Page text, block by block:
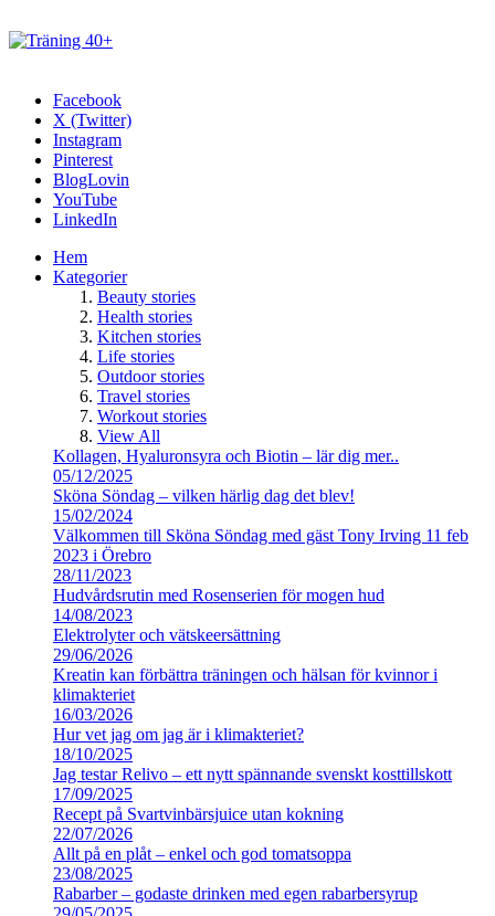
Facebook
X (Twitter)
Instagram
Pinterest
BlogLovin
YouTube
LinkedIn
Hem
Kategorier
Beauty stories
Health stories
Kitchen stories
Life stories
Outdoor stories
Travel stories
Workout stories
View All
Kollagen, Hyaluronsyra och Biotin – lär dig mer..
05/12/2025
Sköna Söndag – vilken härlig dag det blev!
15/02/2024
Välkommen till Sköna Söndag med gäst Tony Irving 11 feb
2023 i Örebro
28/11/2023
Hudvårdsrutin med Rosenserien för mogen hud
14/08/2023
Elektrolyter och vätskeersättning
29/06/2026
Kreatin kan förbättra träningen och hälsan för kvinnor i
klimakteriet
16/03/2026
Hur vet jag om jag är i klimakteriet?
18/10/2025
Jag testar Relivo – ett nytt spännande svenskt kosttillskott
17/09/2025
Recept på Svartvinbärsjuice utan kokning
22/07/2026
Allt på en plåt – enkel och god tomatsoppa
23/08/2025
Rabarber – godaste drinken med egen rabarbersyrup